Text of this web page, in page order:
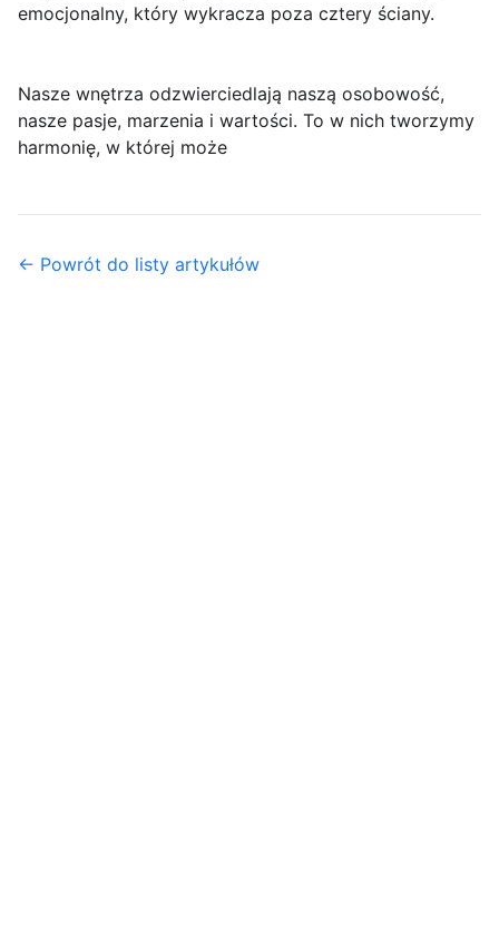
emocjonalny, który wykracza poza cztery ściany.
Nasze wnętrza odzwierciedlają naszą osobowość,
nasze pasje, marzenia i wartości. To w nich tworzymy
harmonię, w której może
← Powrót do listy artykułów